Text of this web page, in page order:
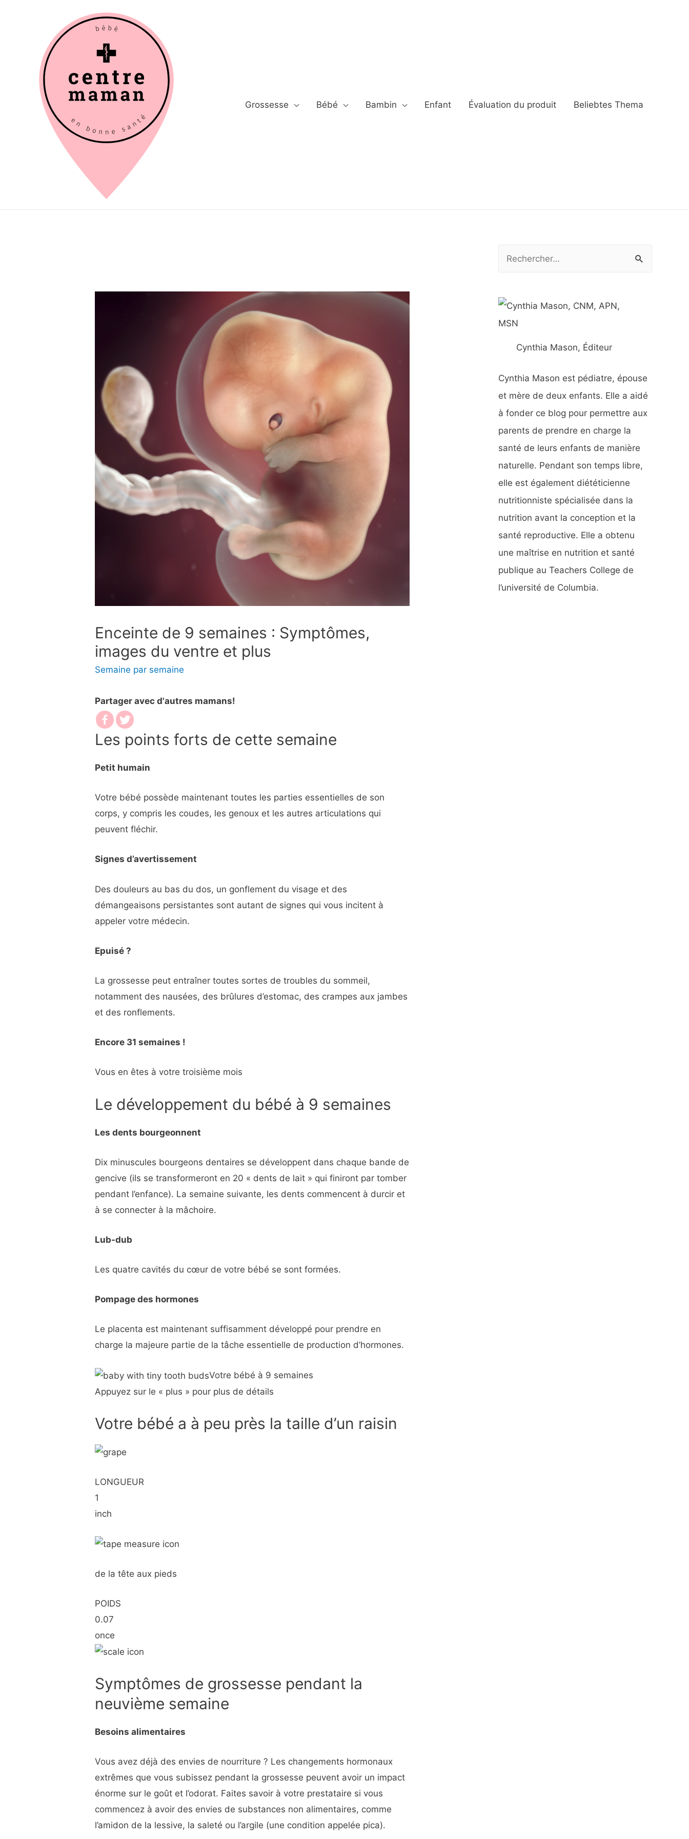
Grossesse Bébé Bambin Enfant Évaluation du produit Beliebtes Thema
Enceinte de 9 semaines : Symptômes,
images du ventre et plus
Semaine par semaine
Partager avec d'autres mamans!
Les points forts de cette semaine
Petit humain
Votre bébé possède maintenant toutes les parties essentielles de son
corps, y compris les coudes, les genoux et les autres articulations qui
peuvent fléchir.
Signes d’avertissement
Des douleurs au bas du dos, un gonflement du visage et des
démangeaisons persistantes sont autant de signes qui vous incitent à
appeler votre médecin.
Epuisé ?
La grossesse peut entraîner toutes sortes de troubles du sommeil,
notamment des nausées, des brûlures d’estomac, des crampes aux jambes
et des ronflements.
Encore 31 semaines !
Vous en êtes à votre troisième mois
Le développement du bébé à 9 semaines
Les dents bourgeonnent
Dix minuscules bourgeons dentaires se développent dans chaque bande de
gencive (ils se transformeront en 20 « dents de lait » qui finiront par tomber
pendant l’enfance). La semaine suivante, les dents commencent à durcir et
à se connecter à la mâchoire.
Lub-dub
Les quatre cavités du cœur de votre bébé se sont formées.
Pompage des hormones
Le placenta est maintenant suffisamment développé pour prendre en
charge la majeure partie de la tâche essentielle de production d’hormones.
Votre bébé à 9 semaines
Appuyez sur le « plus » pour plus de détails
Votre bébé a à peu près la taille d’un raisin
LONGUEUR
1
inch
de la tête aux pieds
POIDS
0.07
once
Symptômes de grossesse pendant la
neuvième semaine
Besoins alimentaires
Vous avez déjà des envies de nourriture ? Les changements hormonaux
extrêmes que vous subissez pendant la grossesse peuvent avoir un impact
énorme sur le goût et l’odorat. Faites savoir à votre prestataire si vous
commencez à avoir des envies de substances non alimentaires, comme
l’amidon de la lessive, la saleté ou l’argile (une condition appelée pica).
h
e
h
e
r
:
Cynthia Mason, Éditeur
Cynthia Mason est pédiatre, épouse
et mère de deux enfants. Elle a aidé
à fonder ce blog pour permettre aux
parents de prendre en charge la
santé de leurs enfants de manière
naturelle. Pendant son temps libre,
elle est également diététicienne
nutritionniste spécialisée dans la
nutrition avant la conception et la
santé reproductive. Elle a obtenu
une maîtrise en nutrition et santé
publique au Teachers College de
l’université de Columbia.